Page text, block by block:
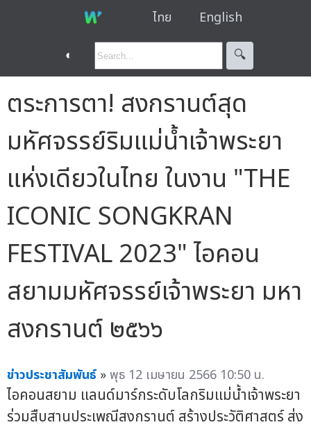
ไทย English
◐ 🔍︎
ตระการตา! สงกรานต์สุด
มหัศจรรย์ริมแม่น้ำเจ้าพระยา
แห่งเดียวในไทย ในงาน "THE
ICONIC SONGKRAN
FESTIVAL 2023" ไอคอน
สยามมหัศจรรย์เจ้าพระยา มหา
สงกรานต์ ๒๕๖๖
ข่าวประชาสัมพันธ์ »พุธ 12 เมษายน 2566 10:50 น.
ไอคอนสยาม แลนด์มาร์กระดับโลกริมแม่น้ำเจ้าพระยา
ร่วมสืบสานประเพณีสงกรานต์ สร้างประวัติศาสตร์ ส่ง